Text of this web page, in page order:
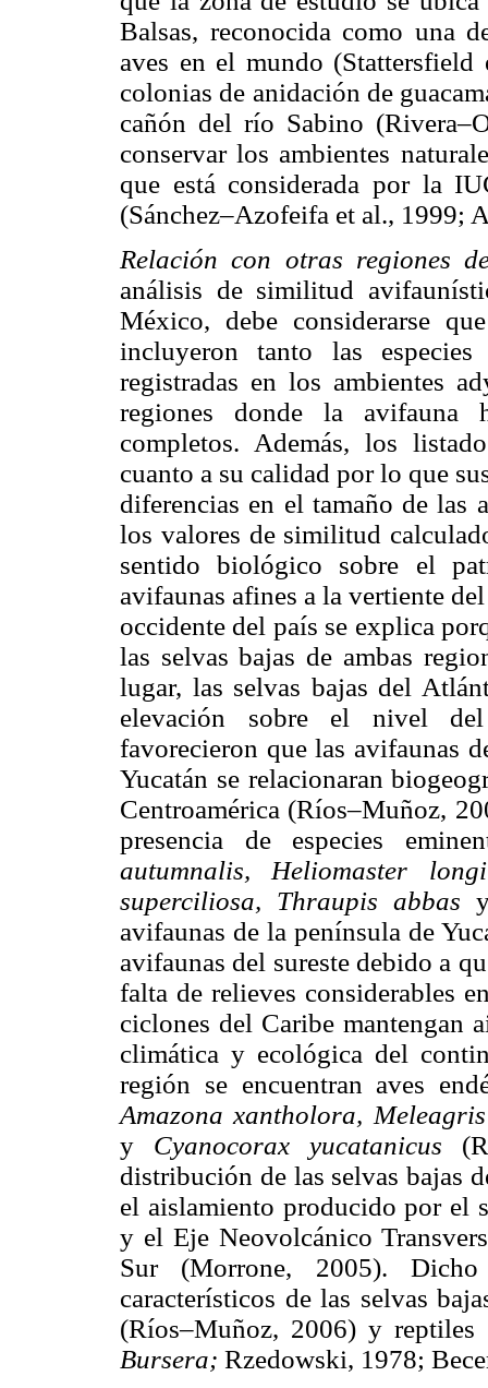
Balsas, reconocida como una
aves en el mundo
colonias de anidación de
cañón del río Sabino
conservar los ambientes
que está considerada por la
(Sánchez–Azofeifa et al., 1999;
Relación con otras regiones
análisis de similitud
México, debe considerarse
incluyeron tanto las
registradas en los ambientes
regiones donde la avifauna
completos. Además, los
cuanto a su calidad por lo que
diferencias en el tamaño de las
los valores de similitud
sentido biológico sobre el
avifaunas afines a la vertiente
occidente del país se explica
las selvas bajas de ambas
lugar, las selvas bajas del
elevación sobre el nivel
favorecieron que las avifaunas
Yucatán se relacionaran
Centroamérica (Ríos–Muñoz,
presencia de especies
autumnalis, Heliomaster
superciliosa, Thraupis abbas
avifaunas de la península de
avifaunas del sureste debido a
falta de relieves considerables
ciclones del Caribe mantengan
climática y ecológica del
región se encuentran aves
Amazona xantholora,
y Cyanocorax yucatanicus
distribución de las selvas bajas
el aislamiento producido por el
y el Eje Neovolcánico
Sur (Morrone, 2005).
característicos de las selvas
(Ríos–Muñoz, 2006) y reptiles
Bursera; Rzedowski, 1978;